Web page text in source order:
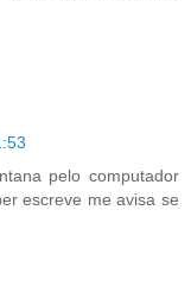
pelo computador
escreve me avisa se